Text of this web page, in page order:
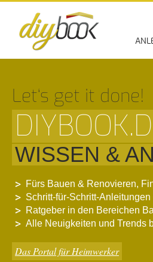
Let‘s get it done!
WISSEN &
Fürs Bauen & Renovieren,
Schritt-für-Schritt-
Ratgeber in den Bereichen
Alle Neuigkeiten und Trends
Das Portal für Heimwerker